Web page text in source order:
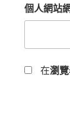
個人網站
在瀏